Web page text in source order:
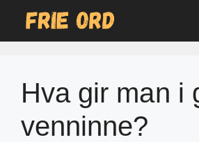
Hva gir man i
venninne?